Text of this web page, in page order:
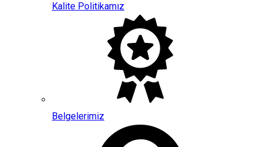
Kalite Politikamız
Belgelerimiz